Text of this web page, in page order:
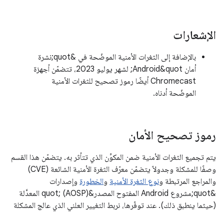
الإشعارات
بالإضافة إلى الثغرات الأمنية الموضّحة في &quot;نشرة
أمان Android&quot; لشهر يوليو 2023، تتضمّن أجهزة
Chromecast أيضًا رموز تصحيح للثغرات الأمنية
الموضّحة أدناه.
رموز تصحيح الأمان
يتم تجميع الثغرات الأمنية ضمن المكوِّن الذي تتأثر به. يتضمّن هذا القسم
وصفًا للمشكلة وجدولاً يتضمّن معرّف الثغرة الأمنية الشائعة (CVE)
والمراجع المرتبطة ونوع الثغرة الأمنية والخطورة وإصدارات
&quot;مشروع Android المفتوح المصدر&quot; (AOSP) المعدَّلة
(حيثما ينطبق ذلك). عند توفّرها، نربط التغيير العلني الذي عالج المشكلة